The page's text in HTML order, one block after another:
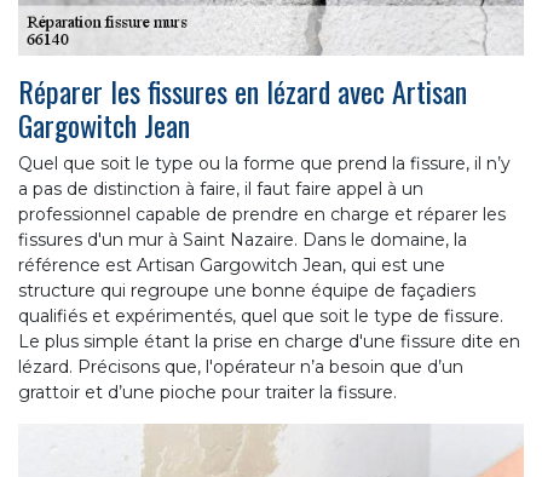
Réparer les fissures en lézard avec Artisan
Gargowitch Jean
Quel que soit le type ou la forme que prend la fissure, il n’y
a pas de distinction à faire, il faut faire appel à un
professionnel capable de prendre en charge et réparer les
fissures d'un mur à Saint Nazaire. Dans le domaine, la
référence est Artisan Gargowitch Jean, qui est une
structure qui regroupe une bonne équipe de façadiers
qualifiés et expérimentés, quel que soit le type de fissure.
Le plus simple étant la prise en charge d'une fissure dite en
lézard. Précisons que, l'opérateur n’a besoin que d’un
grattoir et d’une pioche pour traiter la fissure.